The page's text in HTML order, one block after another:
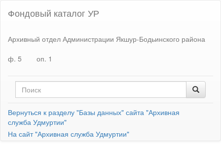
Фондовый каталог УР
Архивный отдел Администрации Якшур-Бодьинского района
ф. 5
оп. 1
Вернуться к разделу "Базы данных" сайта "Архивная
служба Удмуртии"
На сайт "Архивная служба Удмуртии"